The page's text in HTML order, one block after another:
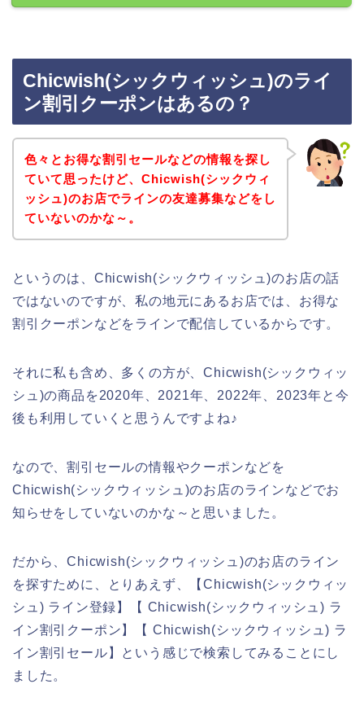
Chicwish(シックウィッシュ)のライ
ン割引クーポンはあるの？
色々とお得な割引セールなどの情報を探し
ていて思ったけど、Chicwish(シックウィ
ッシュ)のお店でラインの友達募集などをし
ていないのかな～。
というのは、Chicwish(シックウィッシュ)のお店の話
ではないのですが、私の地元にあるお店では、お得な
割引クーポンなどをラインで配信しているからです。
それに私も含め、多くの方が、Chicwish(シックウィッ
シュ)の商品を2020年、2021年、2022年、2023年と今
後も利用していくと思うんですよね♪
なので、割引セールの情報やクーポンなどを
Chicwish(シックウィッシュ)のお店のラインなどでお
知らせをしていないのかな～と思いました。
だから、Chicwish(シックウィッシュ)のお店のライン
を探すために、とりあえず、【Chicwish(シックウィッ
シュ) ライン登録】【 Chicwish(シックウィッシュ) ラ
イン割引クーポン】【 Chicwish(シックウィッシュ) ラ
イン割引セール】という感じで検索してみることにし
ました。